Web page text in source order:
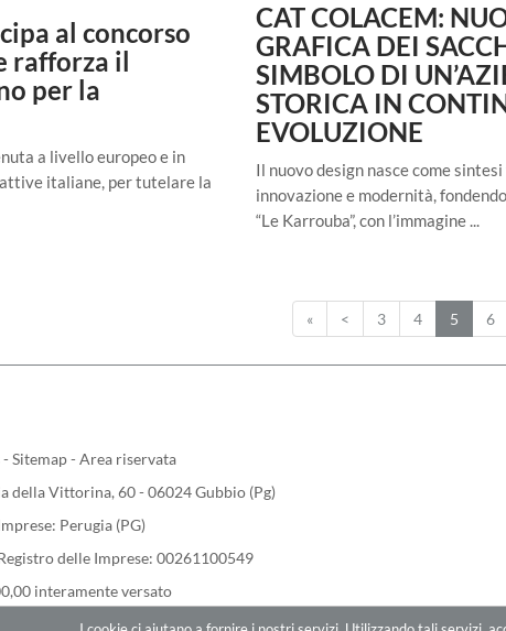
al concorso
rafforza il
per la
a livello europeo e in
italiane, per tutelare la
CAT COLACEM:
GRAFICA DEI
SIMBOLO DI
STORICA IN
EVOLUZIONE
Il nuovo design nasce come
innovazione e modernità,
“Le Karrouba”, con l’immagine ...
« < 3 4 5 6
-Sitemap-Area riservata
della Vittorina, 60 - 06024 Gubbio (Pg)
Perugia (PG)
delle Imprese: 00261100549
interamente versato